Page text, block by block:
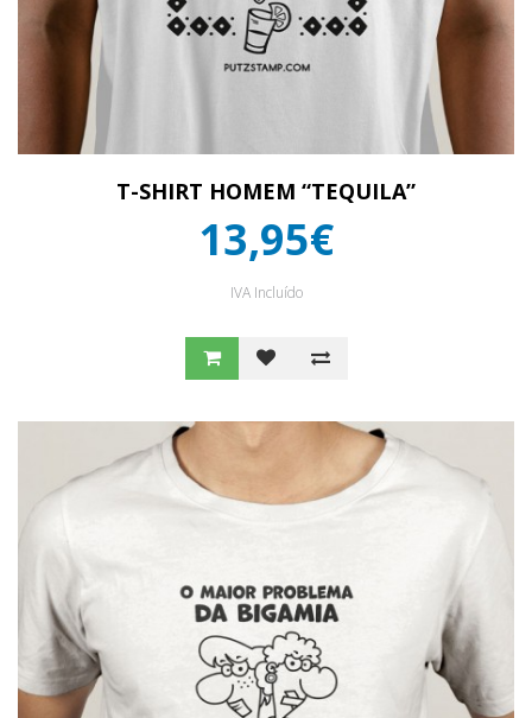
T-SHIRT HOMEM “TEQUILA”
13,95€
IVA Incluído